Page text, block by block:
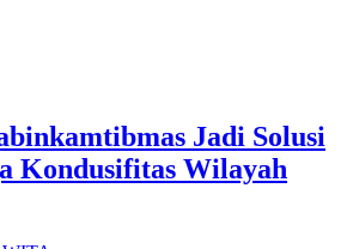
Jadi Solusi
Kondusifitas Wilayah